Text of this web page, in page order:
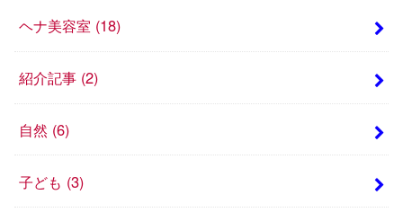
ヘナ美容室 (18)
紹介記事 (2)
自然 (6)
子ども (3)